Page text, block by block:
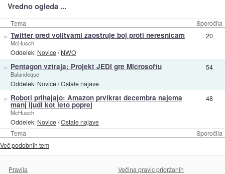
Vredno ogleda ...
Tema Sporočila
Tema Sporočila
» Twitter pred volitvami zaostruje boj proti neresnicam
McHusch
Oddelek: Novice/NWO
20
» Pentagon vztraja: Projekt JEDI gre Microsoftu
Balandeque
Oddelek: Novice/Ostale najave
54
» Roboti prihajajo: Amazon prvikrat decembra najema
manj ljudi kot leto poprej
McHusch
Oddelek: Novice/Ostale najave
48
Več podobnih tem
Pravila Večina pravic pridržanih